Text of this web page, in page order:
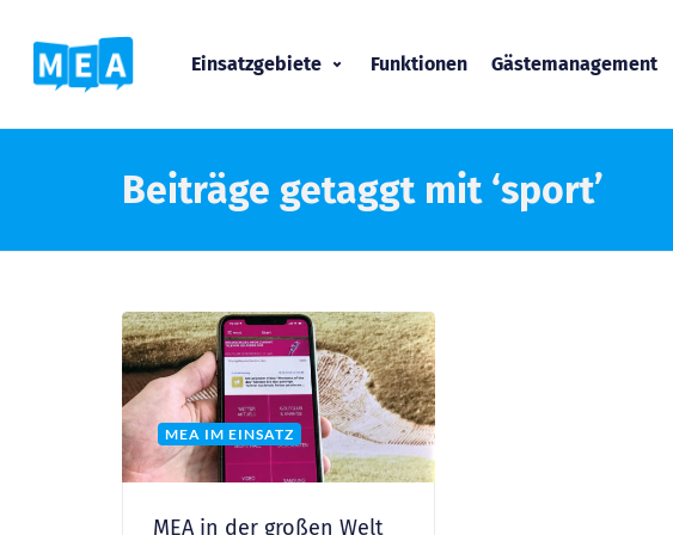
Einsatzgebiete Funktionen Gästemanagement
Beiträge getaggt mit ‘sport’
MEA IM EINSATZ
MEA in der großen Welt